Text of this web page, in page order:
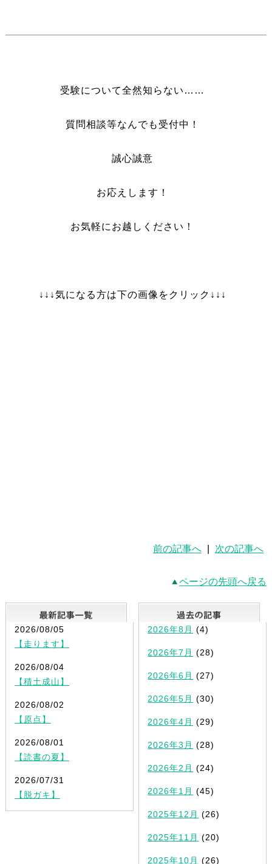
受験について全然知らない……
質問相談等なんでも受付中！
誠心誠意
お応えします！
お気軽にお越しください！
↓↓↓気になる方は下の画像をクリック↓↓↓
前の記事へ 次の記事へ
ページの先頭へ戻る
最新記事一覧
2026/08/05
【走ります】
2026/08/04
【積土成山】
2026/08/02
【原点】
2026/08/01
【読書の夏】
2026/07/31
【脱ガキ】
2026年8月 (4)
2026年7月 (28)
2026年6月 (27)
2026年5月 (30)
2026年4月 (29)
2026年3月 (28)
2026年2月 (24)
2026年1月 (45)
2025年12月 (26)
2025年11月 (20)
2025年10月 (26)